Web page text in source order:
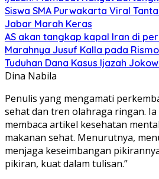
Siswa SMA Purwakarta Viral
Jabar Marah Keras
AS akan tangkap kapal Iran di
Marahnya Jusuf Kalla pada
Tuduhan Dana Kasus Ijazah
Dina Nabila
Penulis yang mengamati
sehat dan tren olahraga ringan.
membaca artikel kesehatan
makanan sehat. Menurutnya,
menjaga keseimbangan
pikiran, kuat dalam tulisan.”